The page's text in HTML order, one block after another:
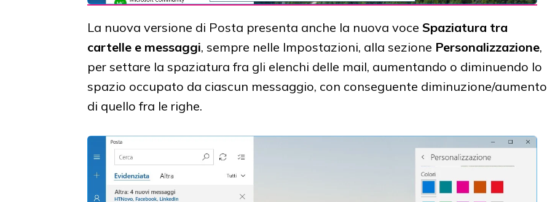
La nuova versione di Posta presenta anche la nuova voce Spaziatura tra
cartelle e messaggi, sempre nelle Impostazioni, alla sezione Personalizzazione,
per settare la spaziatura fra gli elenchi delle mail, aumentando o diminuendo lo
spazio occupato da ciascun messaggio, con conseguente diminuzione/aumento
di quello fra le righe.